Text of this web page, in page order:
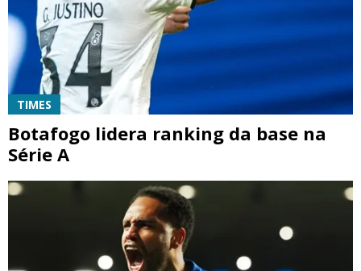
TIMES
Botafogo lidera ranking da base na
Série A